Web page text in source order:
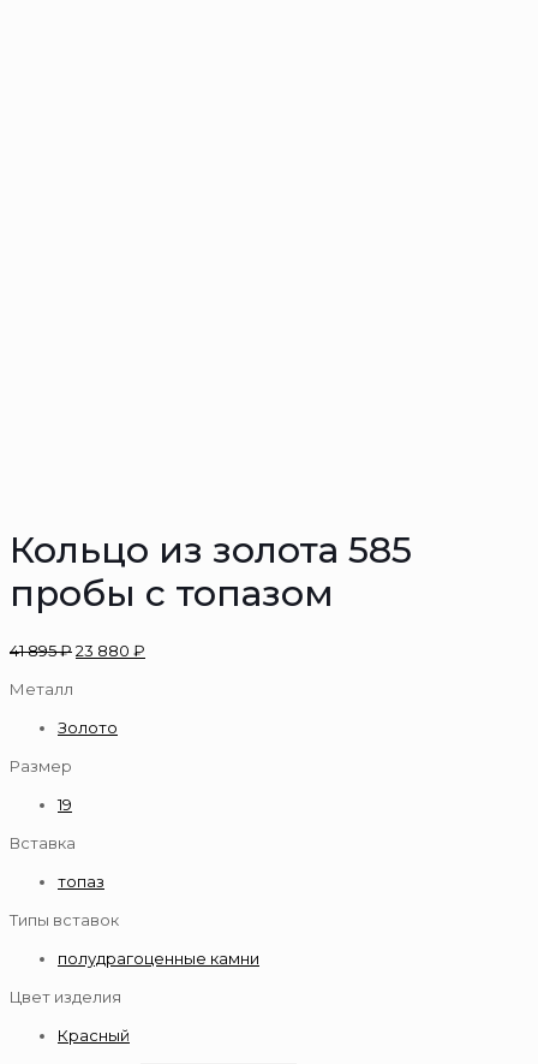
Кольцо из золота 585
пробы с топазом
41 895₽23 880 ₽
Металл
Золото
Размер
19
Вставка
топаз
Типы вставок
полудрагоценные камни
Цвет изделия
Красный